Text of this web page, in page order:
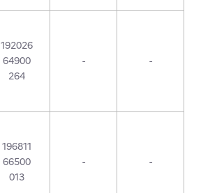
192026
64900
264
- -
196811
66500
013
- -